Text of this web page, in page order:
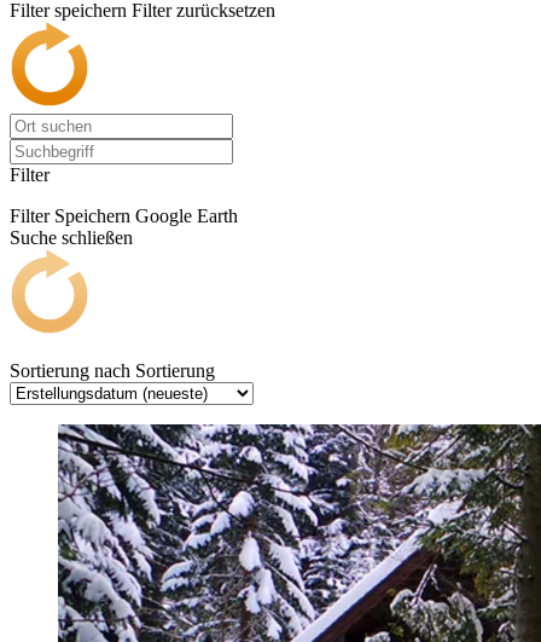
Filter speichern Filter zurücksetzen
Filter
Filter Speichern Google Earth
Suche schließen
Sortierung nach Sortierung